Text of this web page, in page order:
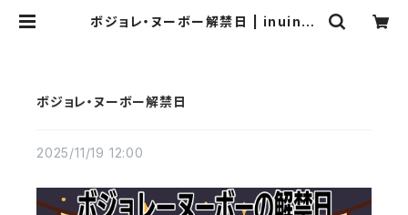
ボジョレ・ヌーボー解禁日 | inuinut
ボジョレ・ヌーボー解禁日
2025/11/19 12:00